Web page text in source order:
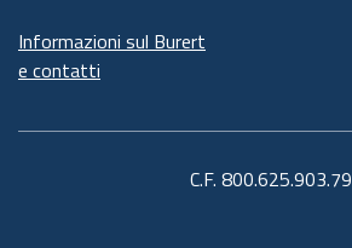
Informazioni sul Burert
e contatti
C.F. 800.625.903.79